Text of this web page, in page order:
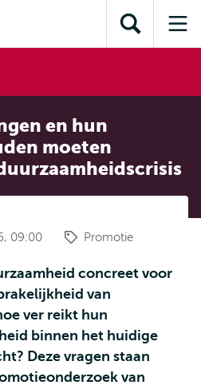
inhoud
Direct naar
subnavigatieToon
zoekveld
en hun
moeten
09:00 Promotie
concreet voor
van
ver reikt hun
binnen het huidige
Deze vragen staan
van